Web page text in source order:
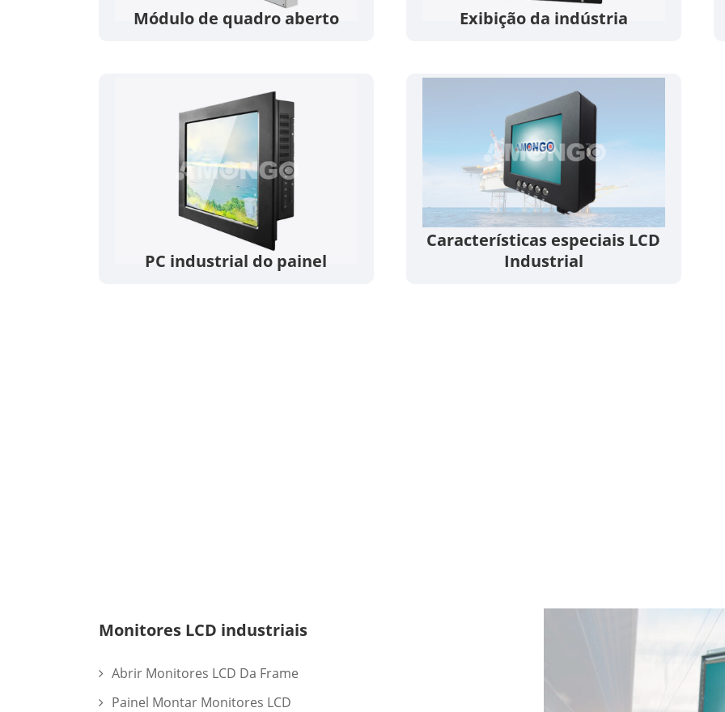
Módulo de quadro aberto Exibição da indústria
PC industrial do painel
Características especiais LCD
Industrial
Monitores LCD industriais
Abrir Monitores LCD Da Frame
Painel Montar Monitores LCD